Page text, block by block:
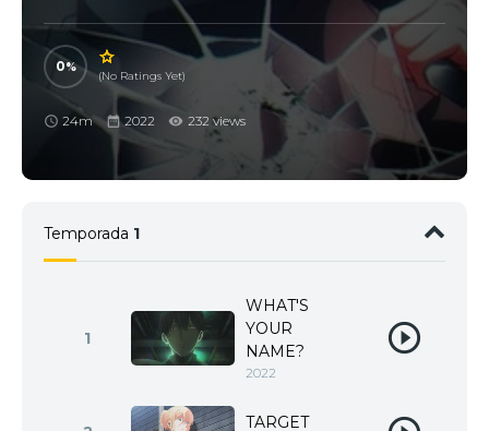
0
(No Ratings Yet)
24m 2022 232 views
Temporada 1
1
WHAT'S
YOUR
NAME?
2022
TARGET